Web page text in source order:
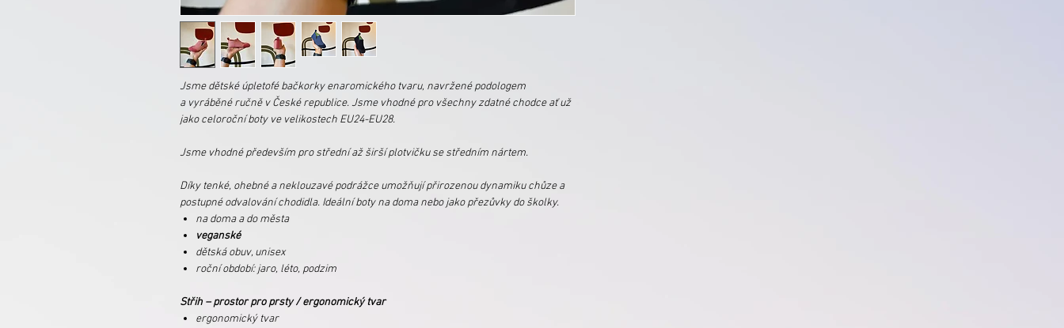
Jsme dětské úpletofé bačkorky enaromického tvaru, navržené podologem
a vyráběné ručně v České republice. Jsme vhodné pro všechny zdatné chodce ať už
jako celoroční boty ve velikostech EU24-EU28.
Jsme vhodné především pro střední až širší plotvičku se středním nártem.
Díky tenké, ohebné a neklouzavé podrážce umožňují přirozenou dynamiku chůze a
postupné odvalování chodidla. Ideální boty na doma nebo jako přezůvky do školky.
na doma a do města
veganské
dětská obuv, unisex
roční období: jaro, léto, podzim
Střih – prostor pro prsty / ergonomický tvar
ergonomický tvar